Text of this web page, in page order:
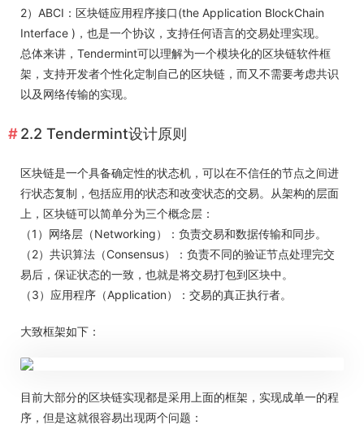
2）ABCI：区块链应用程序接口(the Application BlockChain
Interface )，也是一个协议，支持任何语言的交易处理实现。
总体来讲，Tendermint可以理解为一个模块化的区块链软件框
架，支持开发者个性化定制自己的区块链，而又不需要考虑共识
以及网络传输的实现。
2.2 Tendermint设计原则
区块链是一个具备确定性的状态机，可以在不信任的节点之间进
行状态复制，包括应用的状态和改变状态的交易。从架构的层面
上，区块链可以简单分为三个概念层：
（1）网络层（Networking）：负责交易和数据传输和同步。
（2）共识算法（Consensus）：负责不同的验证节点处理完交
易后，保证状态的一致，也就是将交易打包到区块中。
（3）应用程序（Application）：交易的真正执行者。
大致框架如下：
目前大部分的区块链实现都是采用上面的框架，实现成单一的程
序，但是这就很容易出现两个问题：